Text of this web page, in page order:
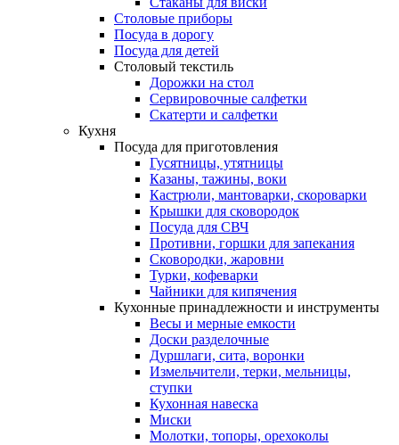
Столовые приборы
Посуда в дорогу
Посуда для детей
Столовый текстиль
Дорожки на стол
Сервировочные салфетки
Скатерти и салфетки
Кухня
Посуда для приготовления
Гусятницы, утятницы
Казаны, тажины, воки
Кастрюли, мантоварки, скороварки
Крышки для сковородок
Посуда для СВЧ
Противни, горшки для запекания
Сковородки, жаровни
Турки, кофеварки
Чайники для кипячения
Кухонные принадлежности и инструменты
Весы и мерные емкости
Доски разделочные
Дуршлаги, сита, воронки
Измельчители, терки, мельницы,
ступки
Кухонная навеска
Миски
Молотки, топоры, орехоколы